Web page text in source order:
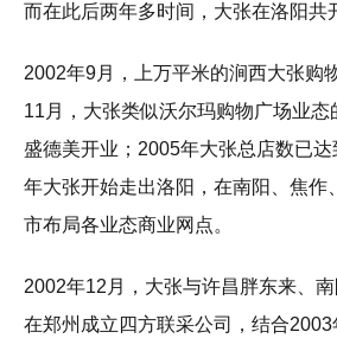
而在此后两年多时间，大张在洛阳共
2002年9月，上万平米的涧西大张购
11月，大张类似沃尔玛购物广场业
盛德美开业；2005年大张总店数已
年大张开始走出洛阳，在南阳、焦作
市布局各业态商业网点。
2002年12月，大张与许昌胖东来、
在郑州成立四方联采公司，结合